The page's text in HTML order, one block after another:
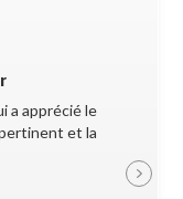
a apprécié le
et la